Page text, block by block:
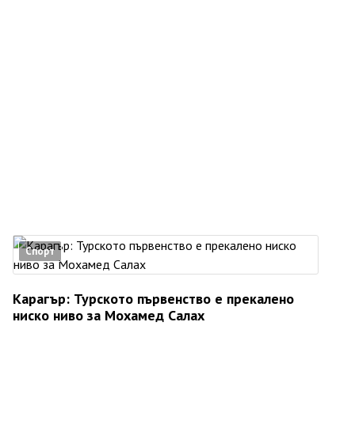
Спорт
Карагър: Турското първенство е прекалено
ниско ниво за Мохамед Салах